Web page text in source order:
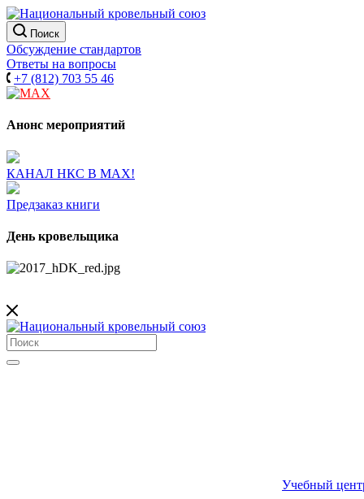
Поиск
Обсуждение стандартов
Ответы на вопросы
+7 (812) 703 55 46
Анонс мероприятий
КАНАЛ НКС В МАХ!
Предзаказ книги
День кровельщика
Учебный